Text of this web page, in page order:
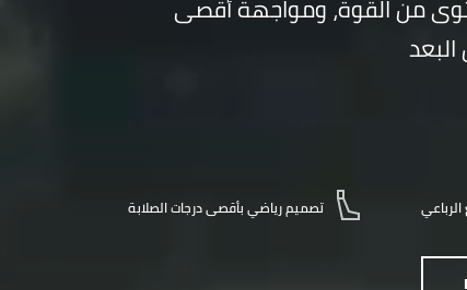
من القوة، ومواجهة أقصى
تصميم رياضي بأقصى درجات الصلابة